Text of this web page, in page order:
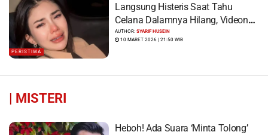
PERISTIWA
Langsung Histeris Saat Tahu
Celana Dalamnya Hilang, Videonya
Viral
AUTHOR:SYARIF HUSEIN
10 MARET 2026 | 21:50 WIB
| MISTERI
Heboh! Ada Suara ‘Minta Tolong’